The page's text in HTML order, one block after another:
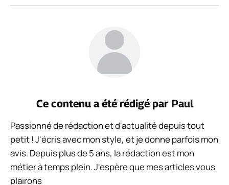
Ce contenu a été rédigé par Paul
Passionné de rédaction et d'actualité depuis tout
petit ! J'écris avec mon style, et je donne parfois mon
avis. Depuis plus de 5 ans, la rédaction est mon
métier à temps plein. J'espère que mes articles vous
plairons